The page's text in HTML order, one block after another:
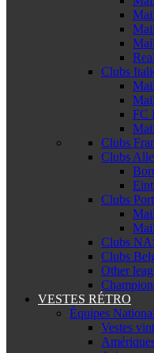
Clubs
FC
Clubs
Clubs
Clubs
Clubs
Clubs
Other
VESTES RÉTRO
Équipes
Vestes